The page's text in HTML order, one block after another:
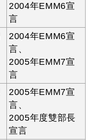
2004年EMM6宣
言
2004年EMM6宣
言、
2005年EMM7宣
言
2005年EMM7宣
言、
2005年度雙部長
宣言